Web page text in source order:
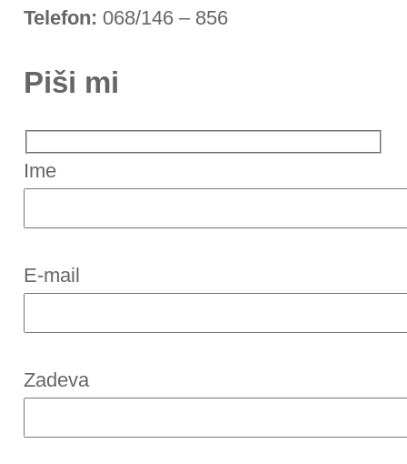
Telefon: 068/146 – 856
Piši mi
Ime
E-mail
Zadeva